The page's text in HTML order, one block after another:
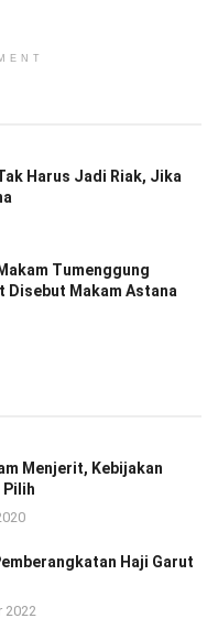
Harus Jadi Riak, Jika
Tumenggung
Disebut Makam Astana
Menjerit, Kebijakan
Pilih
Haji Garut
2022